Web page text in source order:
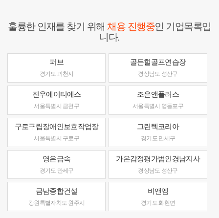
훌륭한 인재를 찾기 위해채용 진행중인 기업목록입
니다.
퍼브
경기도 과천시
골든힐골프연습장
경상남도 성산구
진우에이티에스
서울특별시 금천구
조은앤플러스
서울특별시 영등포구
구로구립장애인보호작업장
서울특별시 구로구
그린텍코리아
경기도 만세구
영은금속
경기도 만세구
가온감정평가법인경남지사
경상남도 성산구
금남종합건설
강원특별자치도 원주시
비앤엠
경기도 화현면